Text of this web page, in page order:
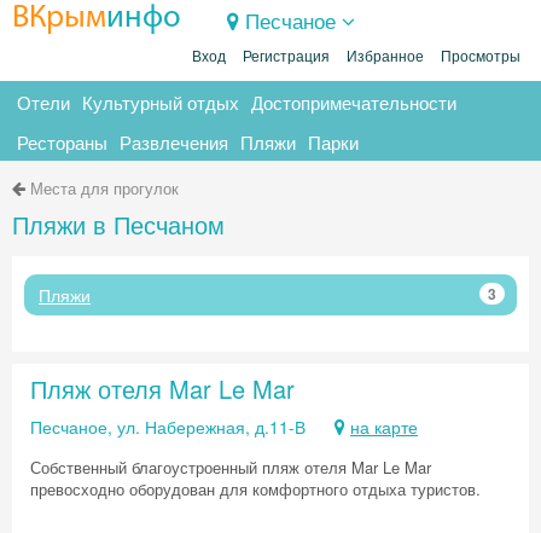
ВКрыминфо Песчаное
Вход Регистрация Избранное Просмотры
Отели Культурный отдых Достопримечательности
Рестораны Развлечения Пляжи Парки
Места для прогулок
Пляжи в Песчаном
Пляжи 3
Пляж отеля Mar Le Mar
Песчаное, ул. Набережная, д.11-В на карте
Собственный благоустроенный пляж отеля Mar Le Mar
превосходно оборудован для комфортного отдыха туристов.